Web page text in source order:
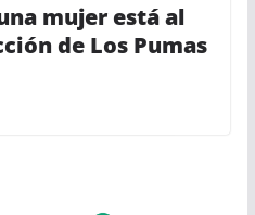
mujer está al
de Los Pumas